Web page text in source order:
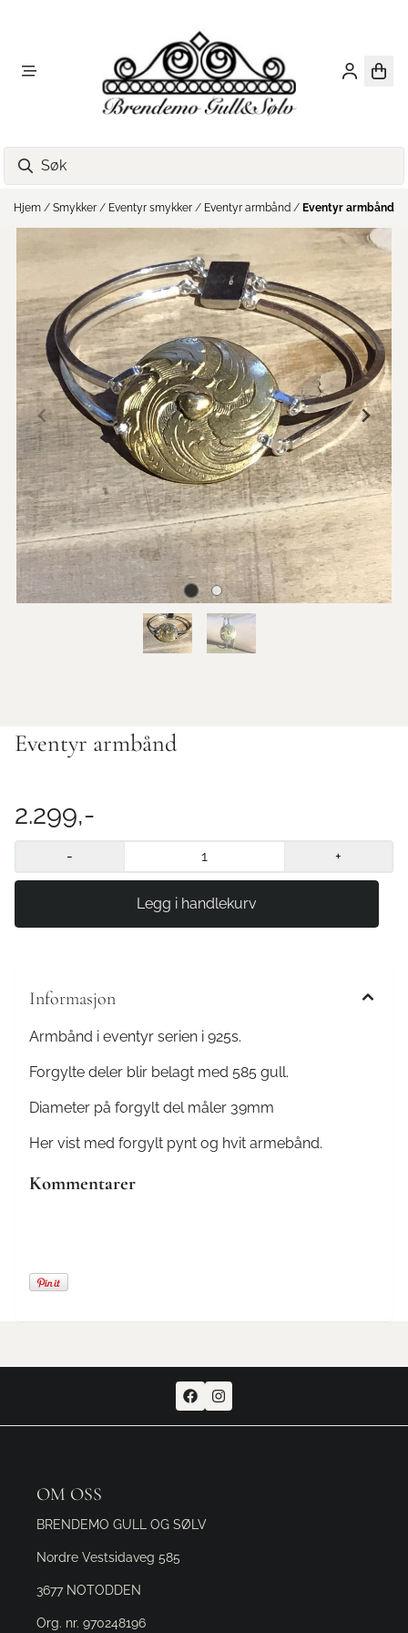
Hjem / Smykker / Eventyr smykker / Eventyr armbånd / Eventyr armbånd
Eventyr armbånd
2.299,-
- +
Informasjon
Armbånd i eventyr serien i 925s.
Forgylte deler blir belagt med 585 gull.
Diameter på forgylt del måler 39mm
Her vist med forgylt pynt og hvit armebånd.
Kommentarer
OM OSS
BRENDEMO GULL OG SØLV
Nordre Vestsidaveg 585
3677 NOTODDEN
Org. nr. 970248196